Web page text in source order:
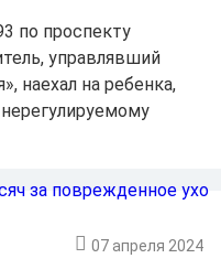
по проспекту
управлявший
наехал на ребенка,
07 апреля 2024